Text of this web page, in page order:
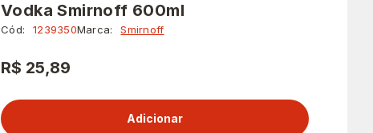
Vodka Smirnoff 600ml
Cód: 1239350Marca: Smirnoff
R$ 25,89